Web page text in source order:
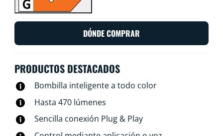
DÓNDE COMPRAR
PRODUCTOS DESTACADOS
Bombilla inteligente a todo color
Hasta 470 lúmenes
Sencilla conexión Plug & Play